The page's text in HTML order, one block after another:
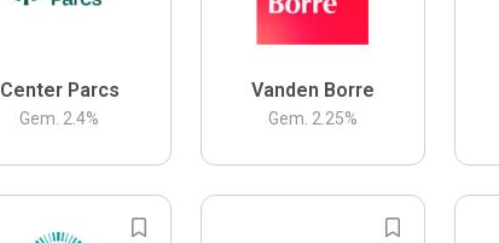
Center Parcs
Gem. 2.4%
Vanden Borre
Gem. 2.25%